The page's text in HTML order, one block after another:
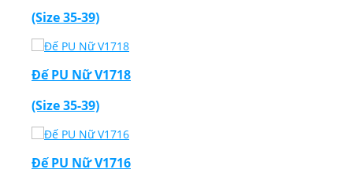
(Size 35-39)
Đế PU Nữ V1718
(Size 35-39)
Đế PU Nữ V1716